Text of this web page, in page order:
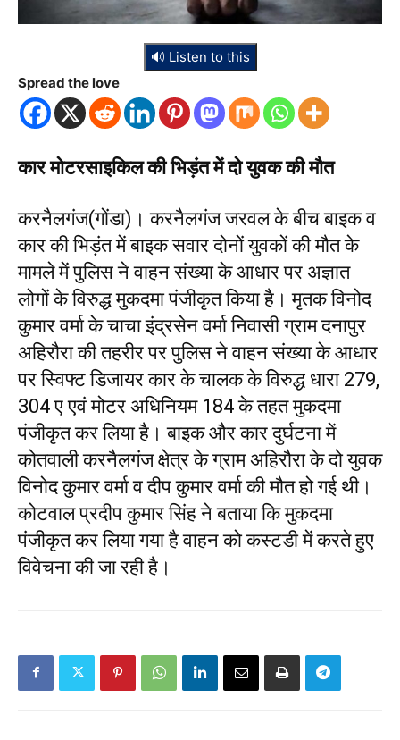
🔊 Listen to this
Spread the love
कार मोटरसाइकिल की भिड़ंत में दो युवक की मौत
करनैलगंज(गोंडा)। करनैलगंज जरवल के बीच बाइक व
कार की भिड़ंत में बाइक सवार दोनों युवकों की मौत के
मामले में पुलिस ने वाहन संख्या के आधार पर अज्ञात
लोगों के विरुद्ध मुकदमा पंजीकृत किया है। मृतक विनोद
कुमार वर्मा के चाचा इंद्रसेन वर्मा निवासी ग्राम दनापुर
अहिरौरा की तहरीर पर पुलिस ने वाहन संख्या के आधार
पर स्विफ्ट डिजायर कार के चालक के विरुद्ध धारा 279,
304 ए एवं मोटर अधिनियम 184 के तहत मुकदमा
पंजीकृत कर लिया है। बाइक और कार दुर्घटना में
कोतवाली करनैलगंज क्षेत्र के ग्राम अहिरौरा के दो युवक
विनोद कुमार वर्मा व दीप कुमार वर्मा की मौत हो गई थी।
कोटवाल प्रदीप कुमार सिंह ने बताया कि मुकदमा
पंजीकृत कर लिया गया है वाहन को कस्टडी में करते हुए
विवेचना की जा रही है।